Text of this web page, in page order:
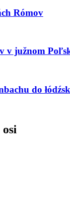
Rómov
v južnom
do